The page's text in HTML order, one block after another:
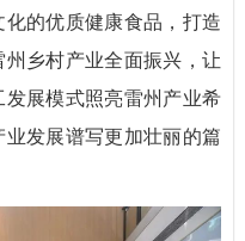
的优质健康食品，打造
乡村产业全面振兴，让
展模式照亮雷州产业希
发展谱写更加壮丽的篇